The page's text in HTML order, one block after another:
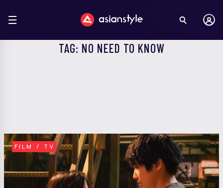
TAG: NO NEED TO KNOW
FILM / TV